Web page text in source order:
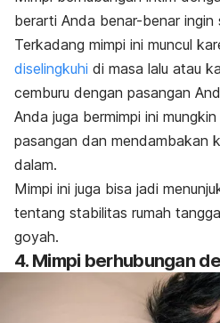
berarti Anda benar-benar ingin
Terkadang mimpi ini muncul
diselingkuhi di masa lalu atau
cemburu dengan pasangan
Anda juga bermimpi ini
pasangan dan mendambakan
dalam.
Mimpi ini juga bisa jadi
tentang stabilitas rumah
goyah.
4. Mimpi berhubungan